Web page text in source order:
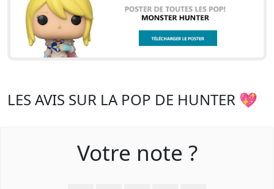
LES AVIS SUR LA POP DE HUNTER 💖
Votre note ?